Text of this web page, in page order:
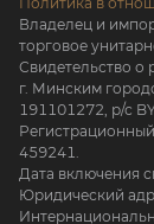
Владелец и
торговое
Свидетельство
г. Минским
191101272, р/с
459241.
Дата включения
Юридический